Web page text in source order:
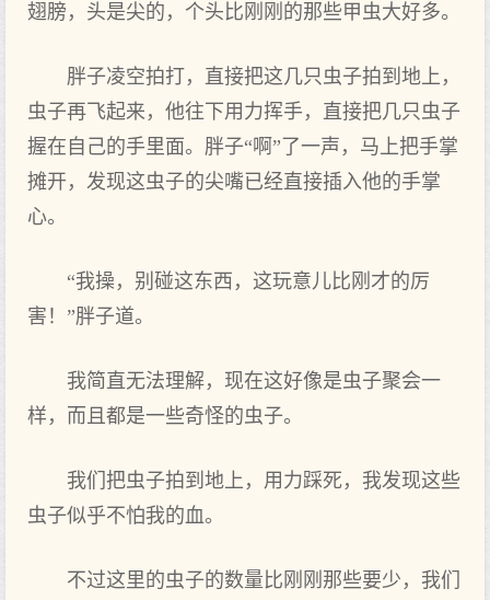
翅膀，头是尖的，个头比刚刚的那些甲虫大好多。
胖子凌空拍打，直接把这几只虫子拍到地上，
虫子再飞起来，他往下用力挥手，直接把几只虫子
握在自己的手里面。胖子“啊”了一声，马上把手掌
摊开，发现这虫子的尖嘴已经直接插入他的手掌
心。
“我操，别碰这东西，这玩意儿比刚才的厉
害！”胖子道。
我简直无法理解，现在这好像是虫子聚会一
样，而且都是一些奇怪的虫子。
我们把虫子拍到地上，用力踩死，我发现这些
虫子似乎不怕我的血。
不过这里的虫子的数量比刚刚那些要少，我们